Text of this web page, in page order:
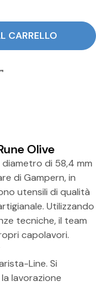
Line Rune
Barista
CARRELLO
Olive
diametro di 58,4 mm
di Gampern, in
utensili di qualità
Utilizzando
tecniche, il team
capolavori.
Line. Si
lavorazione